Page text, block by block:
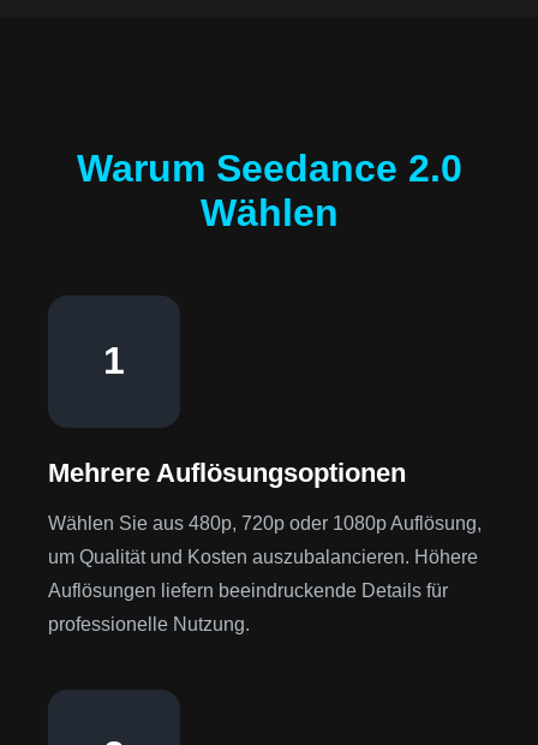
Warum Seedance 2.0
Wählen
1
Mehrere Auflösungsoptionen
Wählen Sie aus 480p, 720p oder 1080p Auflösung,
um Qualität und Kosten auszubalancieren. Höhere
Auflösungen liefern beeindruckende Details für
professionelle Nutzung.